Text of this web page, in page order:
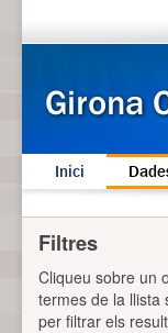
Inici
Filtres
Cliqueu sobre un
termes de la llista
per filtrar els